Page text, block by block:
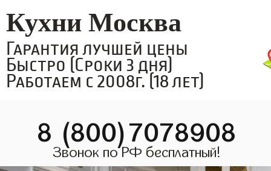
Кухни Москва
Гарантия лучшей цены
Быстро (Сроки 3 дня)
Работаем с 2008г. (18 лет)
8 (800)7078908
Звонок по РФ бесплатный!